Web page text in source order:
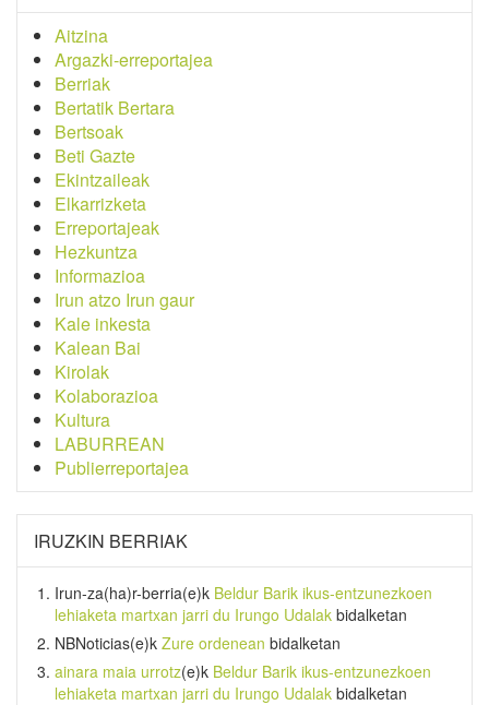
Aitzina
Argazki-erreportajea
Berriak
Bertatik Bertara
Bertsoak
Beti Gazte
Ekintzaileak
Elkarrizketa
Erreportajeak
Hezkuntza
Informazioa
Irun atzo Irun gaur
Kale inkesta
Kalean Bai
Kirolak
Kolaborazioa
Kultura
LABURREAN
Publierreportajea
IRUZKIN BERRIAK
Irun-za(ha)r-berria(e)k Beldur Barik ikus-entzunezkoen
lehiaketa martxan jarri du Irungo Udalak bidalketan
NBNoticias(e)k Zure ordenean bidalketan
ainara maia urrotz(e)k Beldur Barik ikus-entzunezkoen
lehiaketa martxan jarri du Irungo Udalak bidalketan